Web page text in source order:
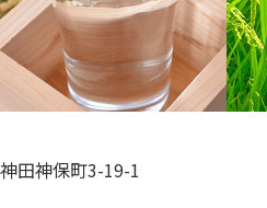
田神保町3-19-1